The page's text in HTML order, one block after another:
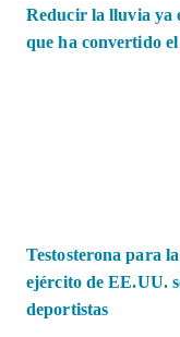
Reducir la lluvia ya
que ha convertido
Testosterona para
ejército de EE.UU.
deportistas